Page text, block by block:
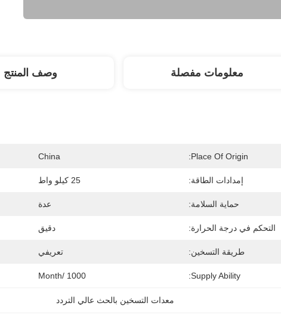
معلومات مفصلة وصف المنتج
Place Of Origin:
China
إمدادات الطاقة: 25 كيلو واط
حماية السلامة: عدة
التحكم في درجة الحرارة: دقيق
طريقة التسخين: تعريفي
Supply Ability:
1000 /month
معدات التسخين بالحث عالي التردد